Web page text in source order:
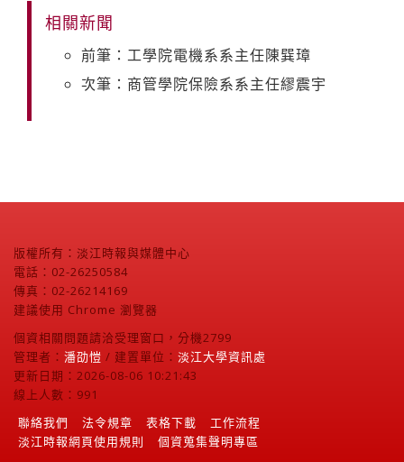
相關新聞
前筆：工學院電機系系主任陳巽璋
次筆：商管學院保險系系主任繆震宇
版權所有：淡江時報與媒體中心
電話：02-26250584
傳真：02-26214169
建議使用 Chrome 瀏覽器
個資相關問題請洽受理窗口，分機2799
管理者： 潘劭愷 / 建置單位： 淡江大學資訊處
更新日期：2026-08-06 10:21:43
線上人數：991
聯絡我們
法令規章 表格下載
工作流程
淡江時報網頁使用規則
個資蒐集聲明專區